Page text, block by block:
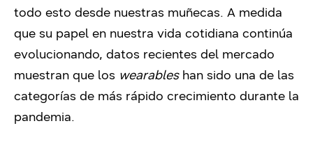
todo esto desde nuestras muñecas. A medida
que su papel en nuestra vida cotidiana continúa
evolucionando, datos recientes del mercado
muestran que los wearableshan sido una de las
categorías de más rápido crecimiento durante la
pandemia.